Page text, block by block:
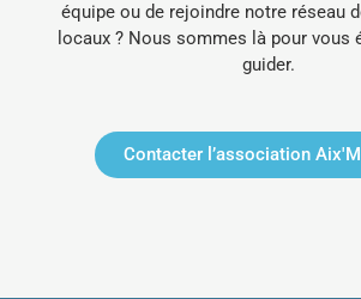
équipe ou de rejoindre notre réseau
locaux ? Nous sommes là pour vous
guider.
Contacter l’association